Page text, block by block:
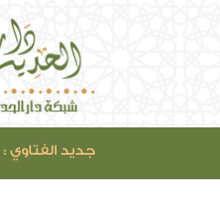
جديد الفتاوي :